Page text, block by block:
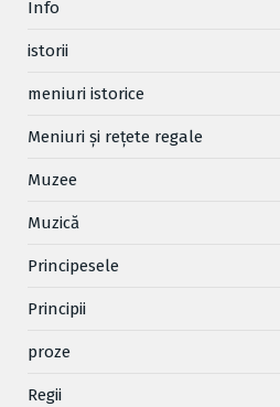
Info
istorii
meniuri istorice
Meniuri și rețete regale
Muzee
Muzică
Principesele
Principii
proze
Regii